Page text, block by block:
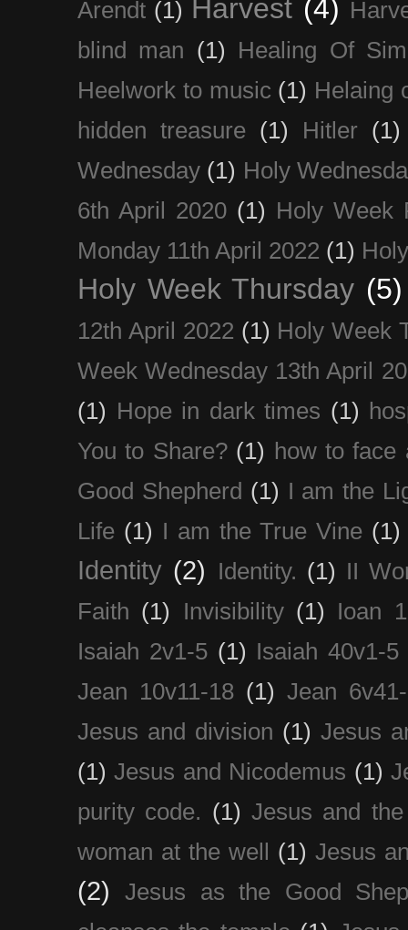
Arendt (1) Harvest (4)
blind man (1)
Healing Of
Heelwork to music (1) Helaing
hidden treasure
(1) Hitler
(1)
Wednesday (1) Holy
6th April 2020 (1) Holy Week
Monday 11th April 2022 (1)
Holy Week Thursday (5)
12th April 2022 (1) Holy Week
Week Wednesday 13th April
(1) Hope in dark times (1)
You to Share? (1) how to face
Good Shepherd (1) I am the
Life (1) I am the True Vine (1)
Identity (2) Identity. (1) II
Faith (1) Invisibility (1)
Ioan
Isaiah 2v1-5 (1) Isaiah 40v1-5
Jean 10v11-18 (1) Jean
Jesus and division (1) Jesus
(1) Jesus and Nicodemus (1)
purity code. (1) Jesus and
woman at the well
(1) Jesus
(2)
Jesus as the Good